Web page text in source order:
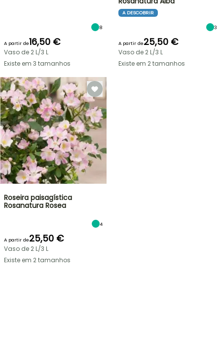
8
A partir de16,50 €
Vaso de 2 L/3 L
Existe em 3 tamanhos
A DESCOBRIR
3
A partir de25,50 €
Vaso de 2 L/3 L
Existe em 2 tamanhos
Roseira paisagística
Rosanatura Rosea
4
A partir de25,50 €
Vaso de 2 L/3 L
Existe em 2 tamanhos